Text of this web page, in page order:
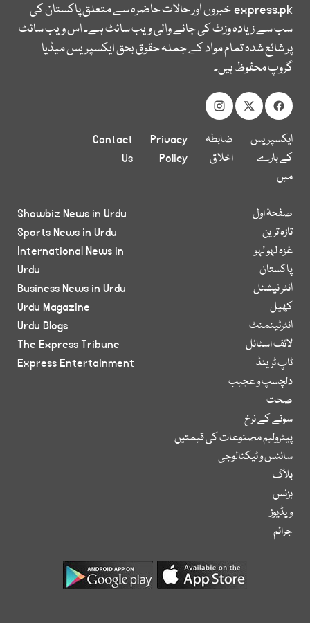
express.pkخبروں اور حالات حاضرہ سے متعلق پاکستان کی
سب سے زیادہ وزٹ کی جانے والی ویب سائٹ ہے۔ اس ویب سائٹ
پر شائع شدہ تمام مواد کے جملہ حقوق بحق ایکسپریس میڈیا
گروپ محفوظ ہیں۔
ایکسپریس
کے بارے
میں
ضابطہ
اخلاق
Privacy
Policy
Contact
Us
صفحۂ اول
تازہ ترین
غزہ لہو لہو
پاکستان
انٹر نیشنل
کھیل
انٹرٹینمنٹ
لائف اسٹائل
ٹاپ ٹرینڈ
دلچسپ و عجیب
صحت
سونے کے نرخ
پیٹرولیم مصنوعات کی قیمتیں
سائنس و ٹیکنالوجی
بلاگ
بزنس
ویڈیوز
جرائم
Showbiz News in Urdu
Sports News in Urdu
International News in
Urdu
Business News in Urdu
Urdu Magazine
Urdu Blogs
The Express Tribune
Express Entertainment